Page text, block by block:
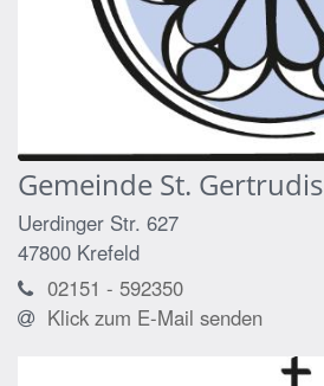
Gemeinde St. Gertrudis
Uerdinger Str. 627
47800 Krefeld
02151 - 592350
Klick zum E-Mail senden